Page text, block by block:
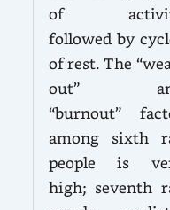
of
followed by
of rest. The
out”
“burnout”
among sixth
people is
high; seventh